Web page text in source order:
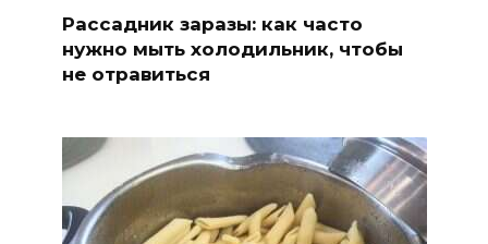
Рассадник заразы: как часто
нужно мыть холодильник, чтобы
не отравиться